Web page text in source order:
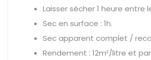
Laisser sécher 1 heure entre
Sec en surface : 1h.
Sec apparent complet /
Rendement : 12m²/litre et